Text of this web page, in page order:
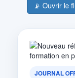
📡 Ouvrir le
JOURNAL